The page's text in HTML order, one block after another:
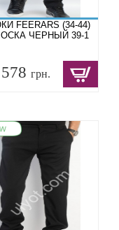
FEERARS (34-44)
ЧЕРНЫЙ 39-1
578грн.